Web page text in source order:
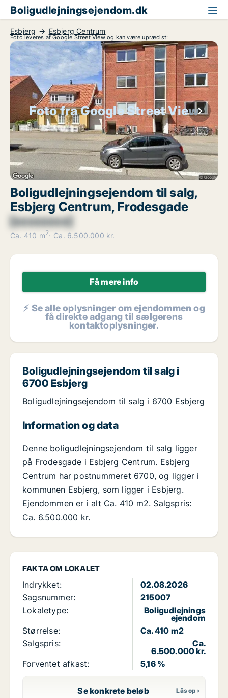
Boligudlejningsejendom.dk
Esbjerg Esbjerg Centrum
Foto leveres af Google Street View og kan være upræcist:
Foto fra Google Street View
Boligudlejningsejendom til salg,
Esbjerg Centrum, Frodesgade
[xxxxxxxx]
Ca. 410 m2 Ca. 6.500.000 kr.
Få mere info
⚡ Se alle oplysninger om ejendommen og
få direkte adgang til sælgerens
kontaktoplysninger.
FAKTA OM LOKALET
Indrykket:
02.08.2026
Sagsnummer:
215007
Lokaletype:
Boligudlejnings
ejendom
Størrelse:
Ca. 410 m2
Salgspris:
Ca.
6.500.000 kr.
Forventet afkast:
5,16 %
Se konkrete beløb
Boligudlejningsejendom til salg i
6700 Esbjerg
Boligudlejningsejendom til salg i 6700 Esbjerg
Information og data
Denne boligudlejningsejendom til salg ligger
på Frodesgade i Esbjerg Centrum. Esbjerg
Centrum har postnummeret 6700, og ligger i
kommunen Esbjerg, som ligger i Esbjerg.
Ejendommen er i alt Ca. 410 m2. Salgspris:
Ca. 6.500.000 kr.